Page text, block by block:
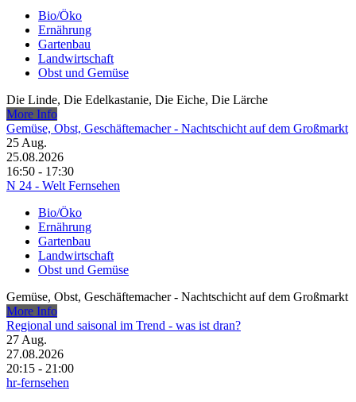
Bio/Öko
Ernährung
Gartenbau
Landwirtschaft
Obst und Gemüse
Die Linde, Die Edelkastanie, Die Eiche, Die Lärche
More Info
Gemüse, Obst, Geschäftemacher - Nachtschicht auf dem Großmarkt
25 Aug.
25.08.2026
16:50 - 17:30
N 24 - Welt Fernsehen
Bio/Öko
Ernährung
Gartenbau
Landwirtschaft
Obst und Gemüse
Gemüse, Obst, Geschäftemacher - Nachtschicht auf dem Großmarkt
More Info
Regional und saisonal im Trend - was ist dran?
27 Aug.
27.08.2026
20:15 - 21:00
hr-fernsehen